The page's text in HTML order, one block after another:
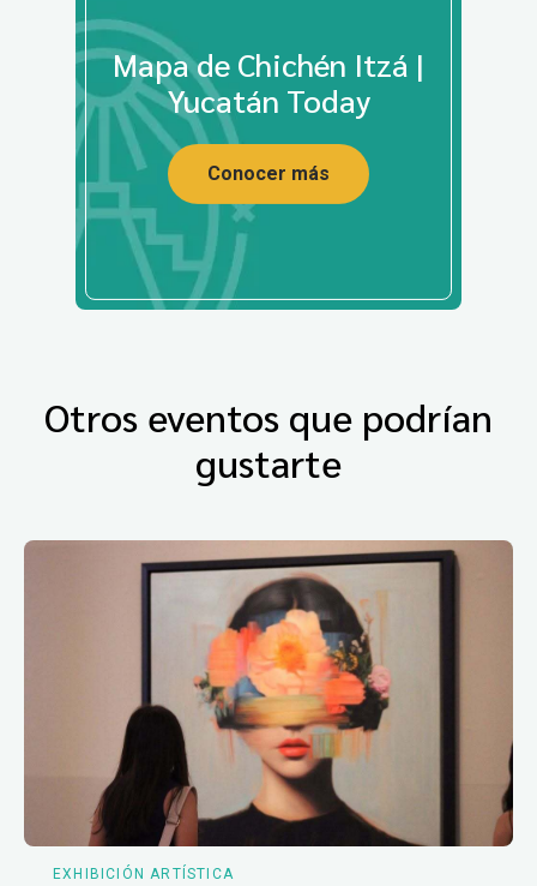
Mapa de Chichén Itzá |
Yucatán Today
Conocer más
Otros eventos que podrían
gustarte
EXHIBICIÓN ARTÍSTICA